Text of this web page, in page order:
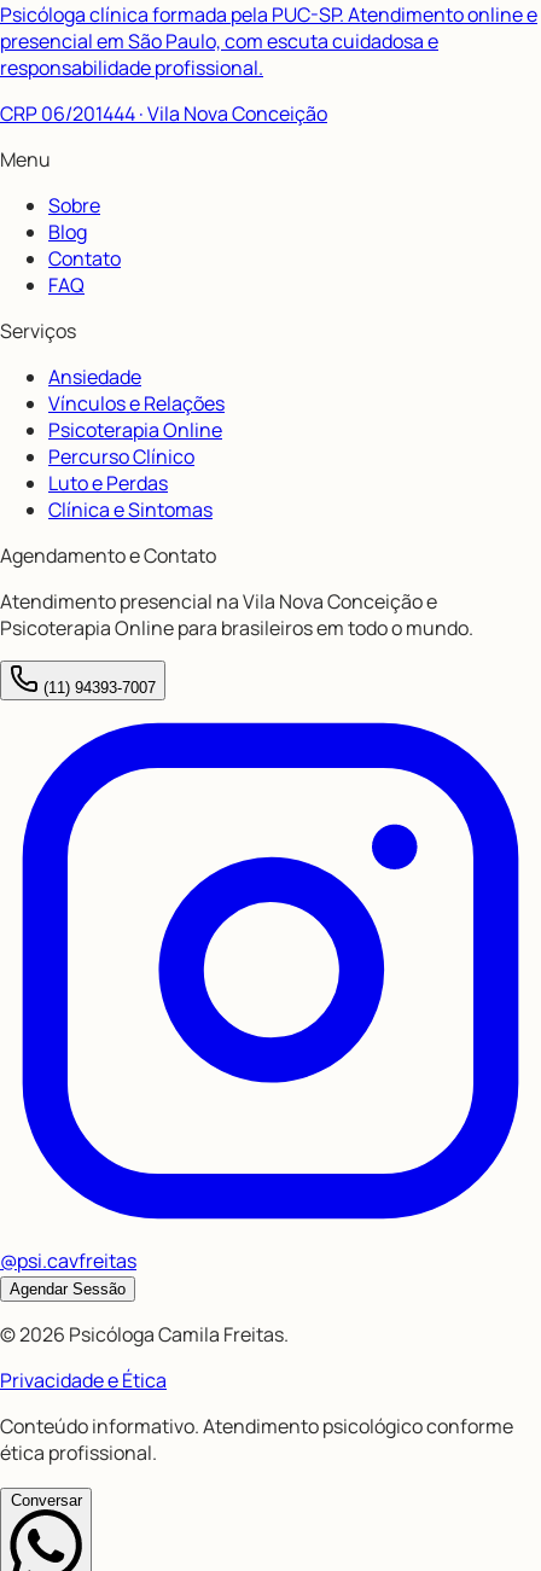
Psicóloga clínica formada pela PUC-SP. Atendimento online e
presencial em São Paulo, com escuta cuidadosa e
responsabilidade profissional.
CRP 06/201444· Vila Nova Conceição
Menu
Sobre
Blog
Contato
FAQ
Serviços
Ansiedade
Vínculos e Relações
Psicoterapia Online
Percurso Clínico
Luto e Perdas
Clínica e Sintomas
Agendamento e Contato
Atendimento presencial na Vila Nova Conceição e
Psicoterapia Online para brasileiros em todo o mundo.
(11) 94393-7007
@psi.cavfreitas
Agendar Sessão
©2026 Psicóloga Camila Freitas.
Privacidade e Ética
Conteúdo informativo. Atendimento psicológico conforme
ética profissional.
Conversar